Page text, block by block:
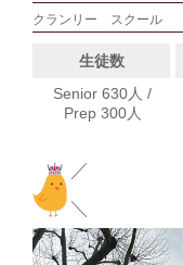
クランリー スクール
生徒数
Senior 630人 /
Prep 300人